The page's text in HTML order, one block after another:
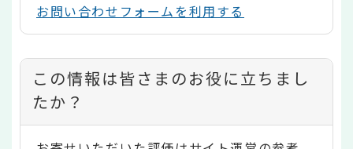
お問い合わせフォームを利用する
コ
ン
テ
この情報は皆さまのお役に立ちまし
たか？